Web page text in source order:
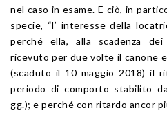
nel caso in esame. E ciò, in
specie, “l’ interesse della
perché ella, alla scadenza
ricevuto per due volte il canone
(scaduto il 10 maggio 2018) il
periodo di comporto stabilito
gg.); e perché con ritardo ancor